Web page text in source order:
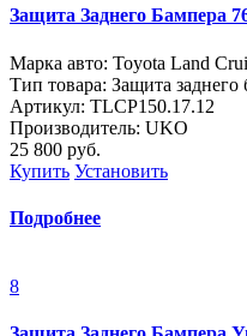
Защита Заднего Бампера
Марка авто: Toyota Land
Тип товара: Защита заднего
Артикул: ТLСP150.17.12
Производитель: UKO
25 800 руб.
Купить Установить
Подробнее
8